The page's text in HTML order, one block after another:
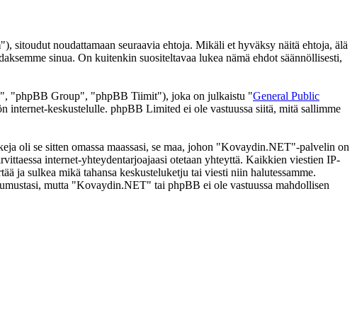
noudattamaan seuraavia ehtoja. Mikäli et hyväksy näitä ehtoja, älä
sinua. On kuitenkin suositeltavaa lukea nämä ehdot säännöllisesti,
"phpBB Group", "phpBB Tiimit"), joka on julkaistu "General Public
internet-keskustelulle. phpBB Limited ei ole vastuussa siitä, mitä sallimme
oli se sitten omassa maassasi, se maa, johon "Kovaydin.NET"-palvelin on
internet-yhteydentarjoajaasi otetaan yhteyttä. Kaikkien viestien IP-
ja sulkea mikä tahansa keskusteluketju tai viesti niin halutessamme.
mutta "Kovaydin.NET" tai phpBB ei ole vastuussa mahdollisen